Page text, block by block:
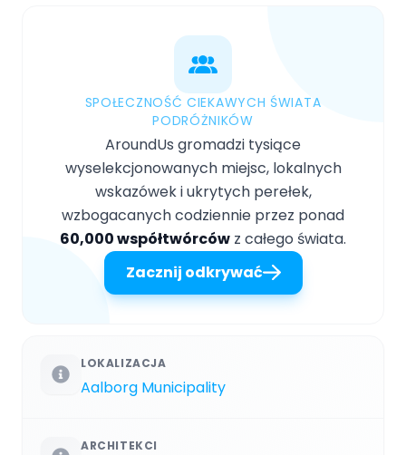
SPOŁECZNOŚĆ CIEKAWYCH ŚWIATA
PODRÓŻNIKÓW
AroundUs gromadzi tysiące
wyselekcjonowanych miejsc, lokalnych
wskazówek i ukrytych perełek,
wzbogacanych codziennie przez ponad
60,000 współtwórców z całego świata.
Zacznij odkrywać
LOKALIZACJA
Aalborg Municipality
ARCHITEKCI